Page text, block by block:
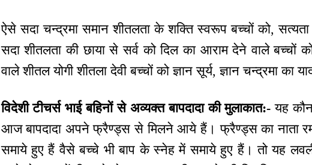
ऐसे सदा चन्द्रमा समान शीतलता के शक्ति स्वरूप बच्चों को,
सदा शीतलता की छाया से सर्व को दिल का आराम देने वाले
वाले शीतल योगी शीतला देवी बच्चों को ज्ञान सूर्य, ज्ञान चन्द्रमा का
विदेशी टीचर्स भाई बहिनों से अव्यक्त बापदादा की मुलाकात:- यह
आज बापदादा अपने फ्रैण्ड्स से मिलने आये हैं। फ्रैण्ड्स का नाता
समाये हुए हैं वैसे बच्चे भी बाप के स्नेह में समाये हुए हैं। तो यह